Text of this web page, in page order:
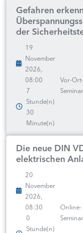
Gefahren
der
19
November
2026,
08:00
7
Stunde(n)
30
Minute(n)
Vor-Ort-
Seminar
Die neue DIN
elektrischen
20
November
2026,
08:30
0
Stunde(n)
Online-
Seminar